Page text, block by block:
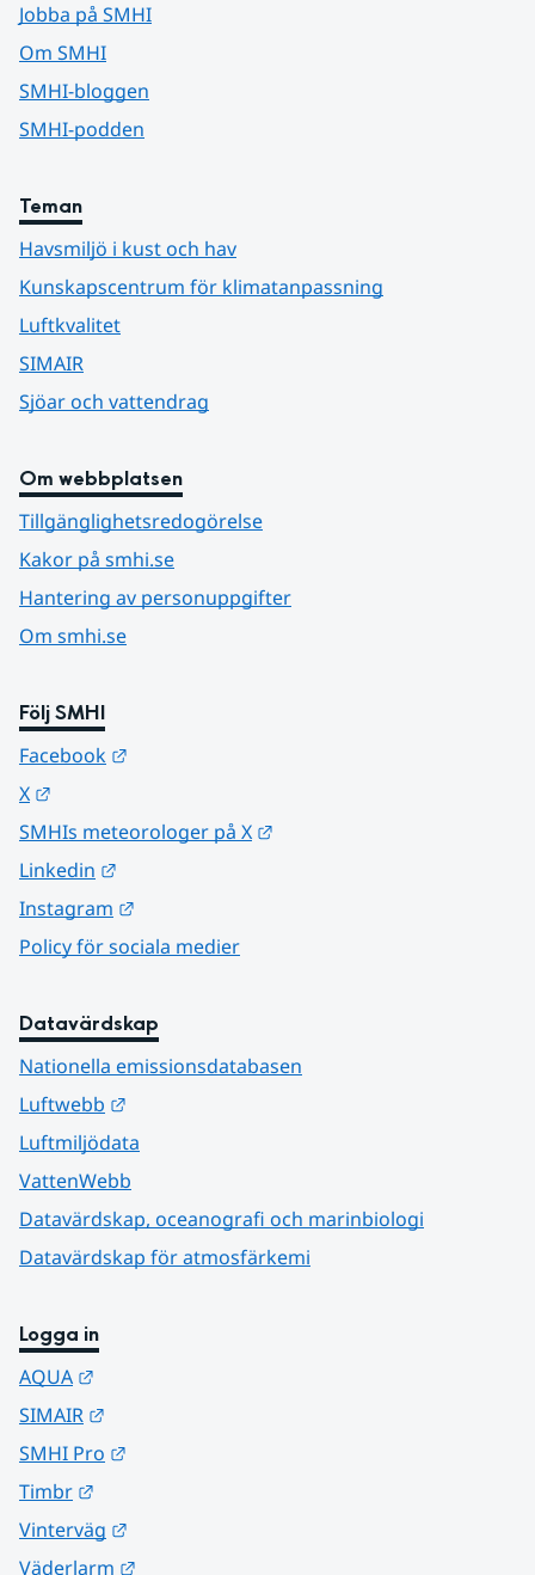
Jobba på SMHI
Om SMHI
SMHI-bloggen
SMHI-podden
Teman
Havsmiljö i kust och hav
Kunskapscentrum för klimatanpassning
Luftkvalitet
SIMAIR
Sjöar och vattendrag
Om webbplatsen
Tillgänglighetsredogörelse
Kakor på smhi.se
Hantering av personuppgifter
Om smhi.se
Följ SMHI
Facebook
X
SMHIs meteorologer på X
Linkedin
Instagram
Policy för sociala medier
Datavärdskap
Nationella emissionsdatabasen
Luftwebb
Luftmiljödata
VattenWebb
Datavärdskap, oceanografi och marinbiologi
Datavärdskap för atmosfärkemi
Logga in
AQUA
SIMAIR
SMHI Pro
Timbr
Vinterväg
Väderlarm